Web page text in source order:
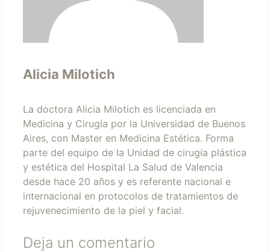
Alicia Milotich
La doctora Alicia Milotich es licenciada en
Medicina y Cirugía por la Universidad de Buenos
Aires, con Master en Medicina Estética. Forma
parte del equipo de la Unidad de cirugía plástica
y estética del Hospital La Salud de Valencia
desde hace 20 años y es referente nacional e
internacional en protocolos de tratamientos de
rejuvenecimiento de la piel y facial.
Deja un comentario